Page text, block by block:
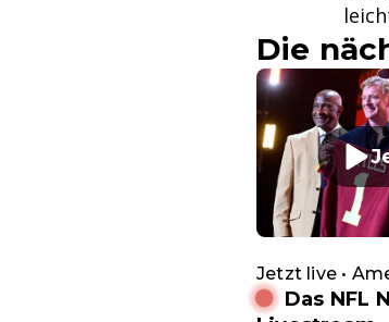
Die
Jetzt live •
Das NFL